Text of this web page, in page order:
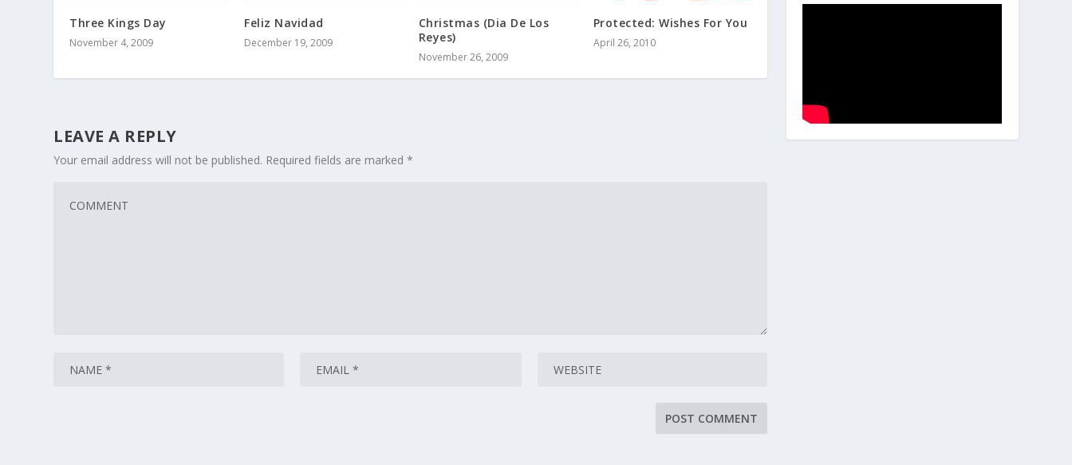
Three Kings Day
November 4, 2009
Feliz Navidad
December 19, 2009
Christmas (Dia De Los
Reyes)
November 26, 2009
Protected: Wishes For You
April 26, 2010
LEAVE A REPLY
Your email address will not be published. Required fields are marked*